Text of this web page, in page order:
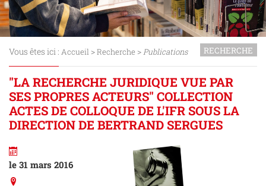
Vous êtes ici : Accueil >Recherche >Publications RECHERCHE
"LA RECHERCHE JURIDIQUE VUE PAR
SES PROPRES ACTEURS" COLLECTION
ACTES DE COLLOQUE DE L'IFR SOUS LA
DIRECTION DE BERTRAND SERGUES
le 31 mars 2016